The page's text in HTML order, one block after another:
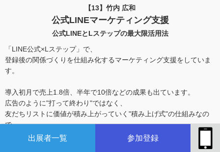
出展者一覧 参加登録
【13】竹内 広和
公式LINEマーケティング支援
公式LINEとLステップの最大限活用法
「LINE公式×Lステップ」で、
登録後の関係づくりを仕組み化するマーケティング支援をしていま
す。
導入初月で売上1.8倍、半年で10倍などの成果も出ています。
広告のように"打って終わり"ではなく、
友だちリストに価値が積み上がっていく"積み上げ式"の仕組みなの
で、
続けるほど成果が重なり、経営の資産になっていきます。